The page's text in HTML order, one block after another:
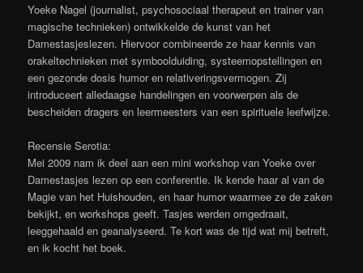
Yoeke Nagel (journalist, psychosociaal therapeut en trainer van
magische technieken) ontwikkelde de kunst van het
Damestasjeslezen. Hiervoor combineerde ze haar kennis van
orakeltechnieken met symboolduiding, systeemopstellingen en
een gezonde dosis humor en relativeringsvermogen. Zij
introduceert alledaagse handelingen en voorwerpen als de
bescheiden dragers en leermeesters van een spirituele leefwijze.
Recensie Serotia:
Mei 2009 nam ik deel aan een mini workshop van Yoeke over
Damestasjes lezen op een conferentie. Ik kende haar al van de
Magie van het Huishouden, en haar humor waarmee ze de zaken
bekijkt, en workshops geeft. Tasjes werden omgedraait,
leeggehaald en geanalyseerd. Te kort was de tijd wat mij betreft,
en ik kocht het boek.